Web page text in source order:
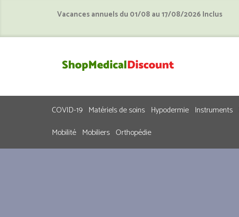
Vacances annuels du 01/08 au 17/08/2026 Inclus
COVID-19 Matériels de soins Hypodermie Instruments
Mobilité Mobiliers Orthopédie